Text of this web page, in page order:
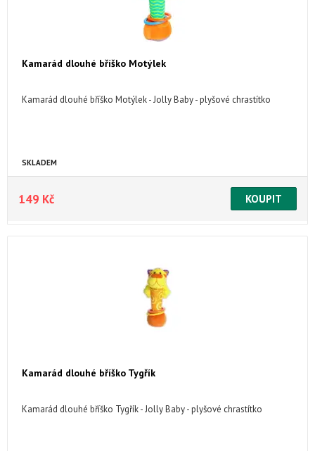
Kamarád dlouhé bříško Motýlek
Kamarád dlouhé bříško Motýlek - Jolly Baby - plyšové chrastítko
SKLADEM
149 Kč
Kamarád dlouhé bříško Tygřík
Kamarád dlouhé bříško Tygřík - Jolly Baby - plyšové chrastítko